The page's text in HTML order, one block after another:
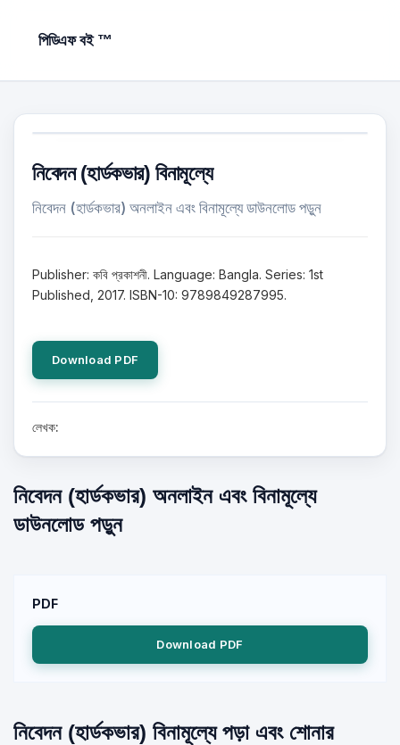
পিডিএফ বই ™
নিবেদন (হার্ডকভার) বিনামূল্যে
নিবেদন (হার্ডকভার) অনলাইন এবং বিনামূল্যে ডাউনলোড পড়ুন
Publisher: কবি প্রকাশনী. Language: Bangla. Series: 1st
Published, 2017. ISBN-10: 9789849287995.
Download PDF
লেখক:
নিবেদন (হার্ডকভার) অনলাইন এবং বিনামূল্যে
ডাউনলোড পড়ুন
PDF
Download PDF
নিবেদন (হার্ডকভার) বিনামূল্যে পড়া এবং শোনার